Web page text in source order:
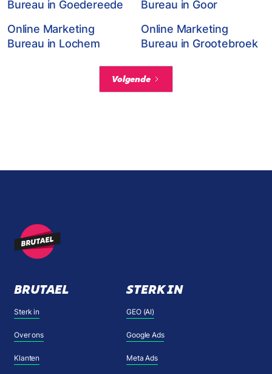
Bureau in Goedereede
Bureau in Goor
Online Marketing
Bureau in Lochem
Online Marketing
Bureau in Grootebroek
Volgende
BRUTAEL
Sterk in
Over ons
Klanten
STERK IN
GEO (AI)
Google Ads
Meta Ads